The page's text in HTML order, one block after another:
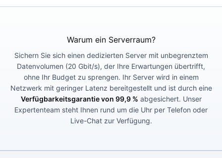
Warum ein Serverraum?
Sichern Sie sich einen dedizierten Server mit unbegrenztem
Datenvolumen (20 Gbit/s), der Ihre Erwartungen übertrifft,
ohne Ihr Budget zu sprengen. Ihr Server wird in einem
Netzwerk mit geringer Latenz bereitgestellt und ist durch eine
Verfügbarkeitsgarantie von 99,9 % abgesichert. Unser
Expertenteam steht Ihnen rund um die Uhr per Telefon oder
Live-Chat zur Verfügung.